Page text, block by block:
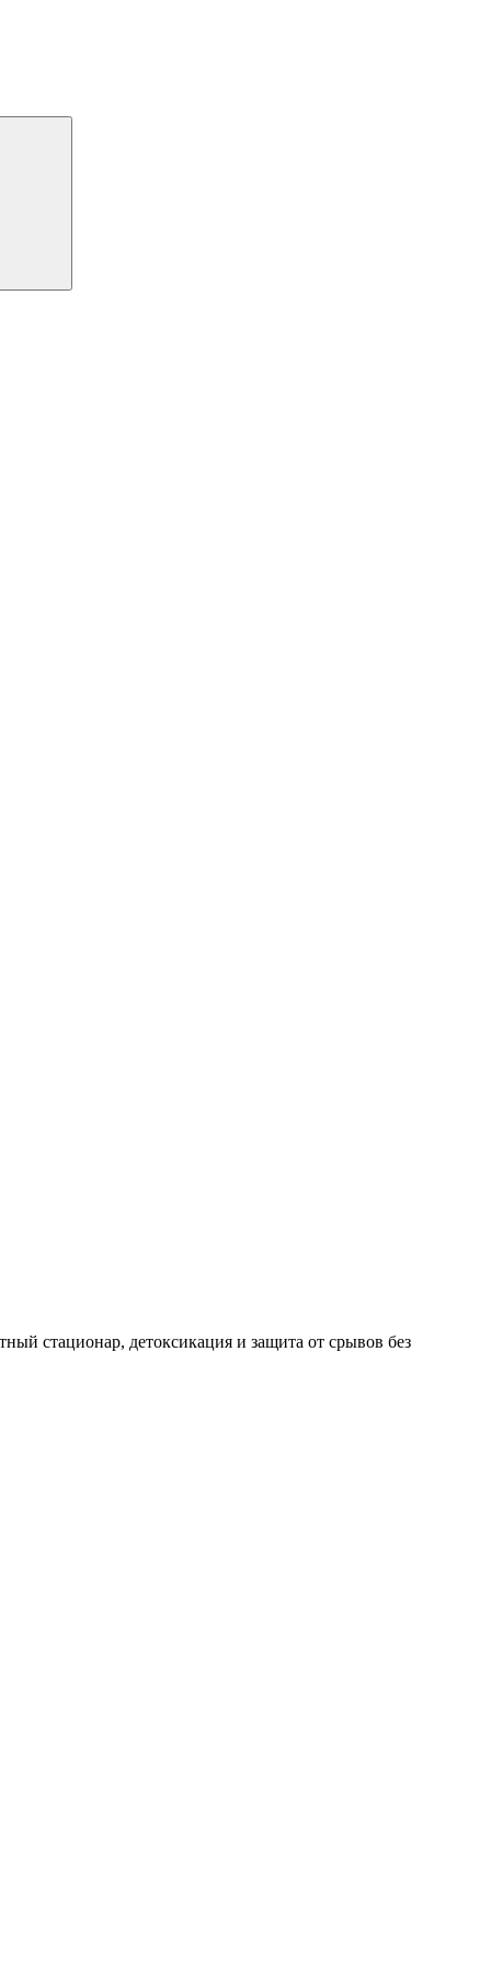
стационар, детоксикация и защита от срывов без